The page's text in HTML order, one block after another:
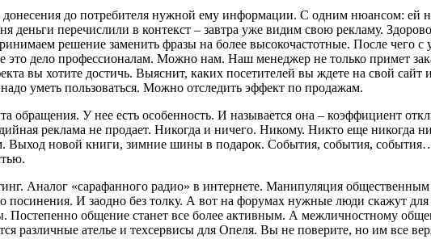
до потребителя нужной ему информации. С одним нюансом: ей
деньги перечислили в контекст – завтра уже видим свою рекламу.
решение заменить фразы на более высокочастотные. После чего с
это дело профессионалам. Можно нам. Наш менеджер не только примет
вы хотите достичь. Выяснит, каких посетителей вы ждете на свой
уметь пользоваться. Можно отследить эффект по продажам.
обращения. У нее есть особенность. И называется она – коэффициент
реклама не продает. Никогда и ничего. Никому. Никто еще никогда
Выход новой книги, зимние шины в подарок. События, события,
Аналог «сарафанного радио» в интернете. Манипуляция
посинения. И заодно без толку. А вот на форумах нужные люди скажут
Постепенно общение станет все более активным. А межличностному
различные ателье и техсервисы для Опеля. Вы не поверите, но им все